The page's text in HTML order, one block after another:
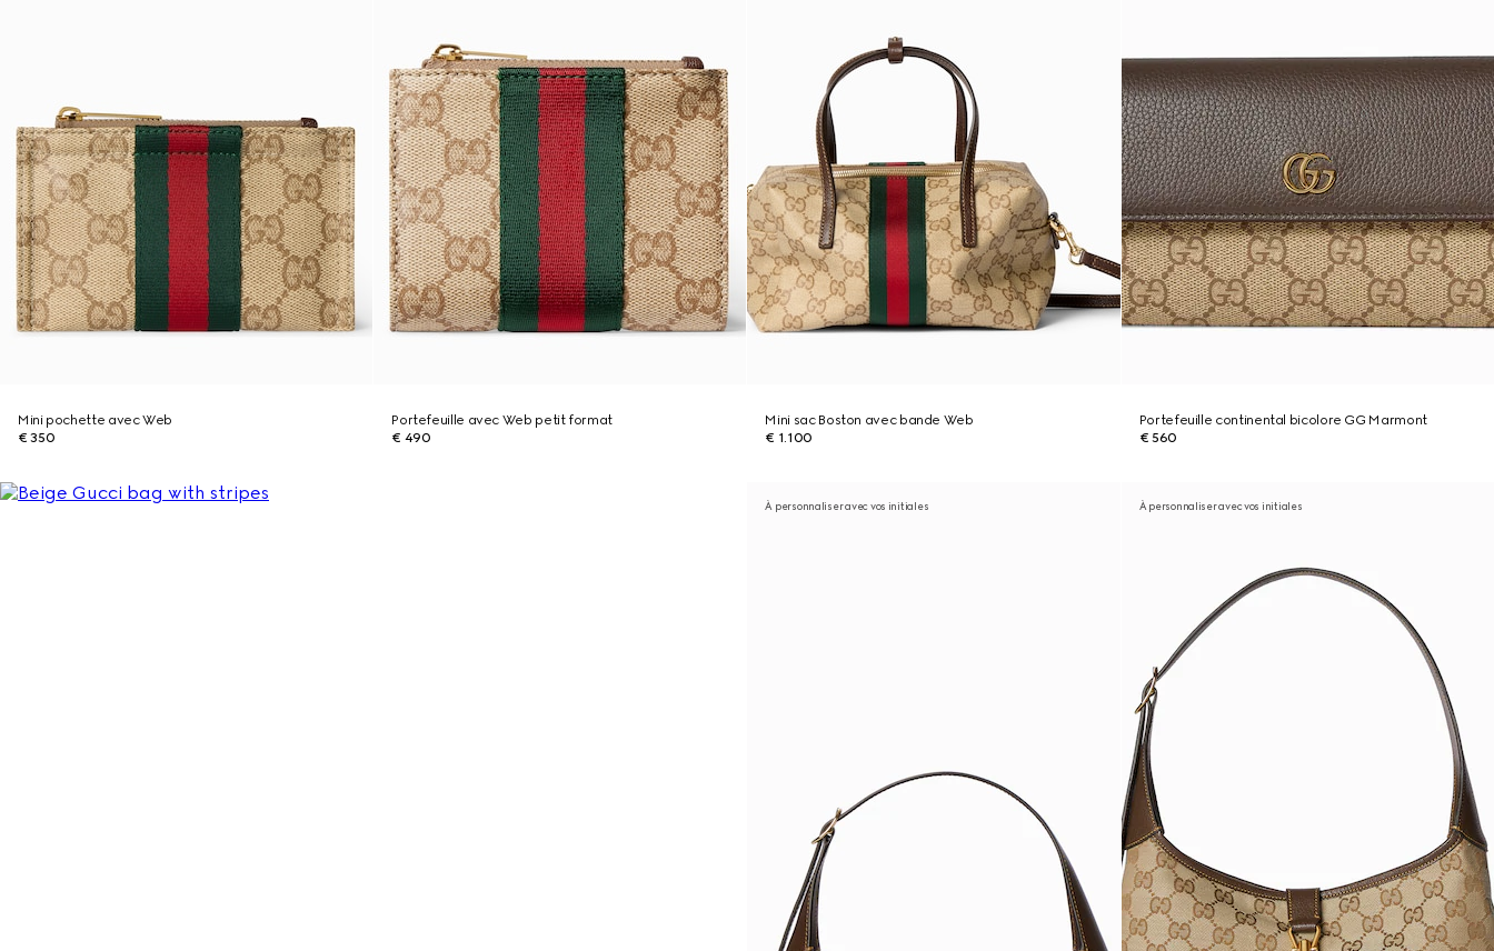
Mini pochette avec Web
€ 350
Portefeuille avec Web petit format
€ 490
Mini sac Boston avec bande Web
€ 1.100
Portefeuille continental bicolore GG Marmont
€ 560
À personnaliser avec vos initiales À personnaliser avec vos initiales